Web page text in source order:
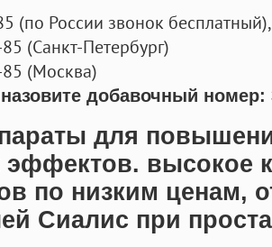
(по России звонок бесплатный),
(Санкт-Петербург)
(Москва)
добавочный номер:
для
высокое
по низким ценам,
Сиалис при